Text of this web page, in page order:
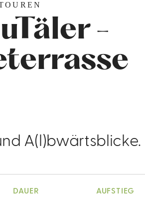
-
A(l)bwärtsblicke.
DAUER AUFSTIEG